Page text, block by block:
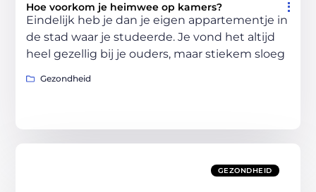
Hoe voorkom je heimwee op kamers?
Eindelijk heb je dan je eigen appartementje in
de stad waar je studeerde. Je vond het altijd
heel gezellig bij je ouders, maar stiekem sloeg
Gezondheid
GEZONDHEID